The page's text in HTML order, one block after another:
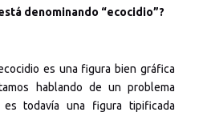
denominando “ecocidio”?
es una figura bien gráfica
hablando de un problema
es todavía una figura tipificada